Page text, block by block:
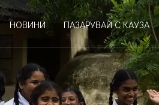
НОВИНИ ПАЗАРУВАЙ С КАУЗА